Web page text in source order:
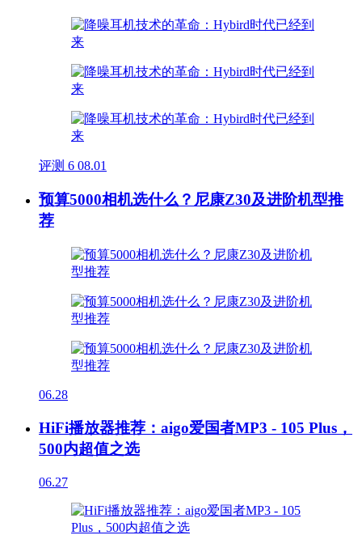
评测 6 08.01
预算5000相机选什么？尼康Z30及进阶机型推
荐
06.28
HiFi播放器推荐：aigo爱国者MP3 - 105 Plus，
500内超值之选
06.27